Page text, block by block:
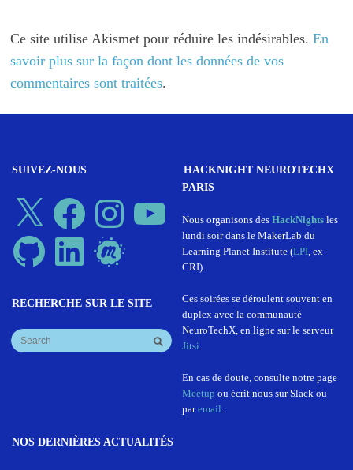
Ce site utilise Akismet pour réduire les indésirables.En
savoir plus sur la façon dont les données de vos
commentaires sont traitées.
SUIVEZ-NOUS
X Facebook Instagram
GitHub LinkedIn Meetup
RECHERCHE SUR LE SITE
HACKNIGHT NEUROTECHX
PARIS
Nous organisons des HackNightsles
lundi soir dans le MakerLab du
Learning Planet Institute (LPI, ex-
CRI).
Ces soirées se déroulent souvent en
duplex avec la communauté
NeuroTechX, en ligne sur le serveur
Jitsi.
En cas de doute, consulte notre page
Meetup ou écrit nous sur Slack ou
paremail.
NOS DERNIÈRES ACTUALITÉS